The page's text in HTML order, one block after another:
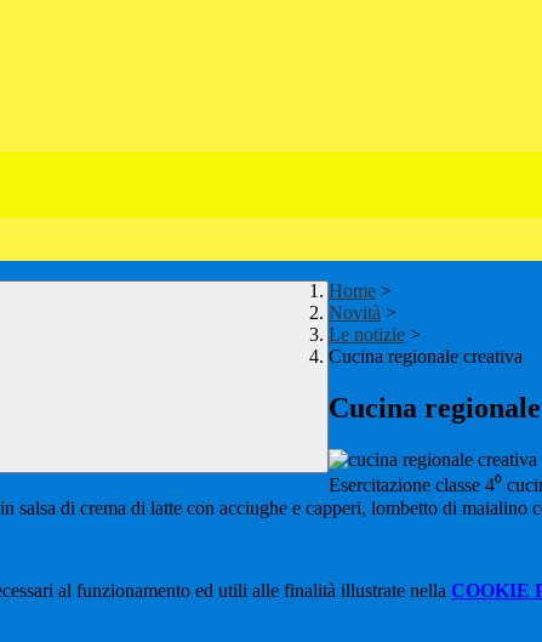
Home >
Novità >
Le notizie >
Cucina regionale creativa
Cucina
Esercitazione classe 4⁰
salsa di crema di latte con acciughe e capperi, lombetto di maialino
al funzionamento ed utili alle finalità illustrate nella COOKIE